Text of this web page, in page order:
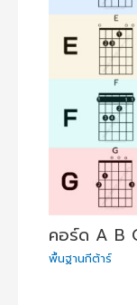
คอร์ด A B
พื้นฐานกีต้าร์